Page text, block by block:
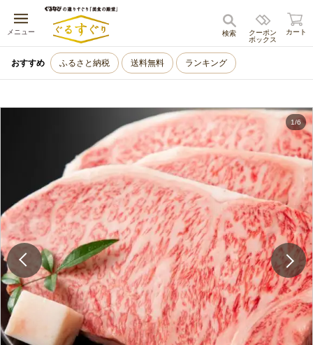
メニュー
キャンセル
クーポン
ボックス
検索 カート
おすすめ ふるさと納税 送料無料 ランキング
1/6